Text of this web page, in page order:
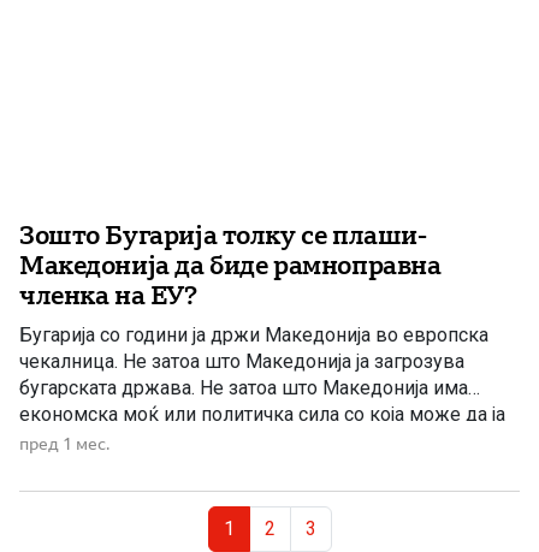
Зошто Бугарија толку се плаши-
Македонија да биде рамноправна
членка на ЕУ?
Бугарија со години ја држи Македонија во европска
чекалница. Не затоа што Македонија ја загрозува
бугарската држава. Не затоа што Македонија има
економска моќ или политичка сила со која може да ја
уценува Софија. Напротив, Македонија бара да биде
сопствен народ, сопствен јазик, сопствена историја и
сопствено достоинство и […]
пред 1 мес.
Current Page
1 Page
2 Page
3